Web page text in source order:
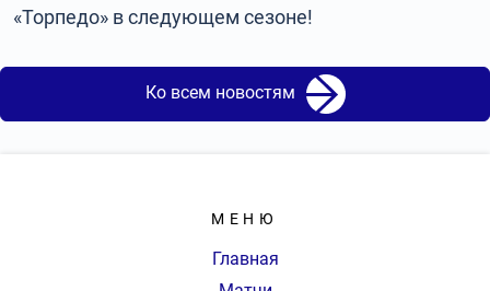
«Торпедо» в следующем сезоне!
Ко всем новостям
МЕНЮ
Главная